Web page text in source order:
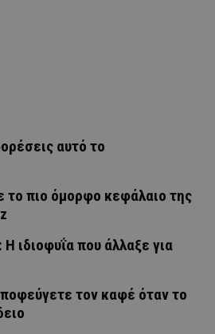
αυτό το
το πιο όμορφο κεφάλαιο της
ιδιοφυΐα που άλλαξε για
τον καφέ όταν το